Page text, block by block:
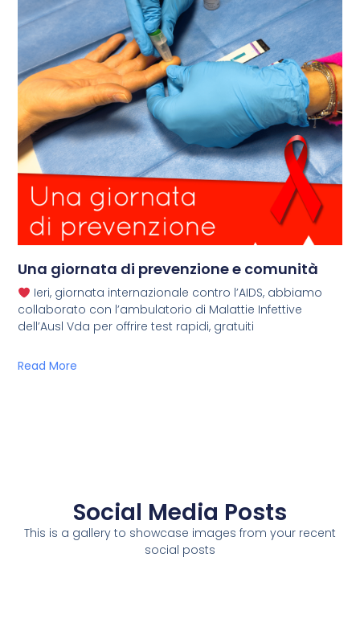
Una giornata di prevenzione e comunità
Ieri, giornata internazionale contro l’AIDS, abbiamo
collaborato con l’ambulatorio di Malattie Infettive
dell’Ausl Vda per offrire test rapidi, gratuiti
Read More
Social Media Posts
This is a gallery to showcase images from your recent
social posts